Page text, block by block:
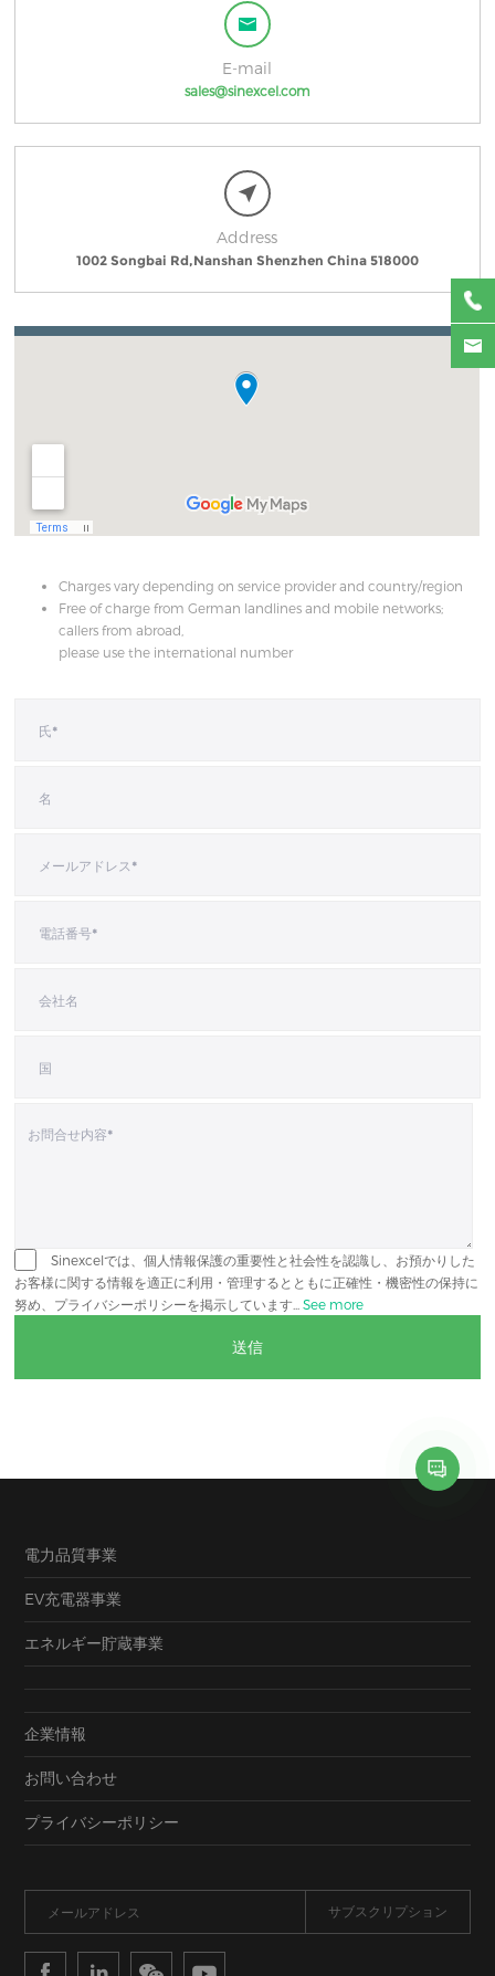
E-mail
sales@sinexcel.com
Address
1002 Songbai Rd,Nanshan Shenzhen China 518000
Charges vary depending on service provider and country/region
Free of charge from German landlines and mobile networks;
callers from abroad,
please use the international number
Sinexcelでは、個人情報保護の重要性と社会性を認識し、お預かりした
お客様に関する情報を適正に利用・管理するとともに正確性・機密性の保持に
努め、プライバシーポリシーを掲示しています...
See more
電力品質事業
EV充電器事業
エネルギー貯蔵事業
企業情報
お問い合わせ
プライバシーポリシー